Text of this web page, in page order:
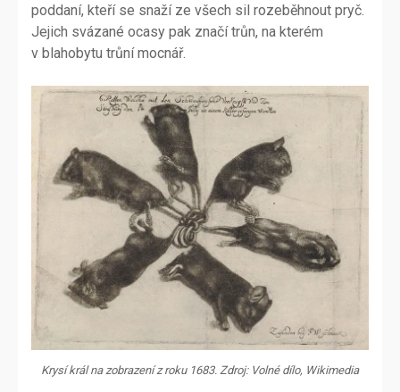
poddaní, kteří se snaží ze všech sil rozeběhnout pryč.
Jejich svázané ocasy pak značí trůn, na kterém
v blahobytu trůní mocnář.
Krysí král na zobrazení z roku 1683. Zdroj: Volné dílo, Wikimedia